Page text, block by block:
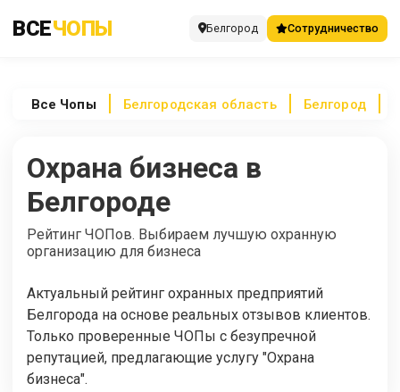
ВСЕЧОПЫ Белгород Сотрудничество
Все Чопы Белгородская область Белгород
Охрана бизнеса в
Белгороде
Рейтинг ЧОПов. Выбираем лучшую охранную
организацию для бизнеса
Актуальный рейтинг охранных предприятий
Белгорода на основе реальных отзывов клиентов.
Только проверенные ЧОПы с безупречной
репутацией, предлагающие услугу "Охрана
бизнеса".